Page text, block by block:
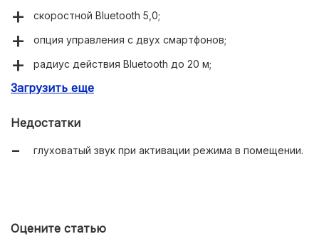
скоростной Bluetooth 5,0;
опция управления с двух смартфонов;
радиус действия Bluetooth до 20 м;
защита от дождя;
Загрузить еще
Недостатки
глуховатый звук при активации режима в помещении.
Оцените статью